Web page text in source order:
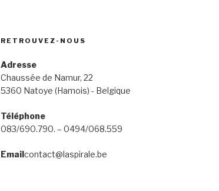
RETROUVEZ-NOUS
Adresse
Chaussée de Namur, 22
5360 Natoye (Hamois) - Belgique
Téléphone
083/690.790. – 0494/068.559
Emailcontact@laspirale.be